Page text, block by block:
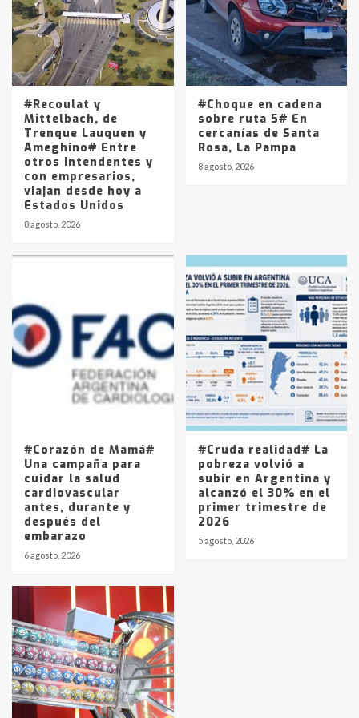
5
Los precios de los combustibles en
La Pampa, desde YPF hasta Axion
entre 857 a 1338 pesos
#Recoulat y
Mittelbach, de
Trenque Lauquen y
Ameghino# Entre
otros intendentes y
con empresarios,
viajan desde hoy a
Estados Unidos
8 agosto, 2026
#Choque en cadena
sobre ruta 5# En
cercanías de Santa
Rosa, La Pampa
8 agosto, 2026
#Corazón de Mamá#
Una campaña para
cuidar la salud
cardiovascular
antes, durante y
después del
embarazo
6 agosto, 2026
#Cruda realidad# La
pobreza volvió a
subir en Argentina y
alcanzó el 30% en el
primer trimestre de
2026
5 agosto, 2026